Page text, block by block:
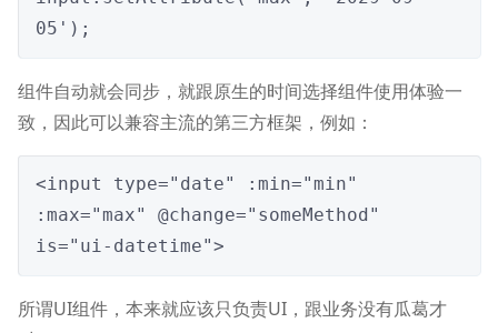
05');
组件自动就会同步，就跟原生的时间选择组件使用体验一
致，因此可以兼容主流的第三方框架，例如：
<input type="date" :min="min"
:max="max" @change="someMethod"
is="ui-datetime">
所谓UI组件，本来就应该只负责UI，跟业务没有瓜葛才